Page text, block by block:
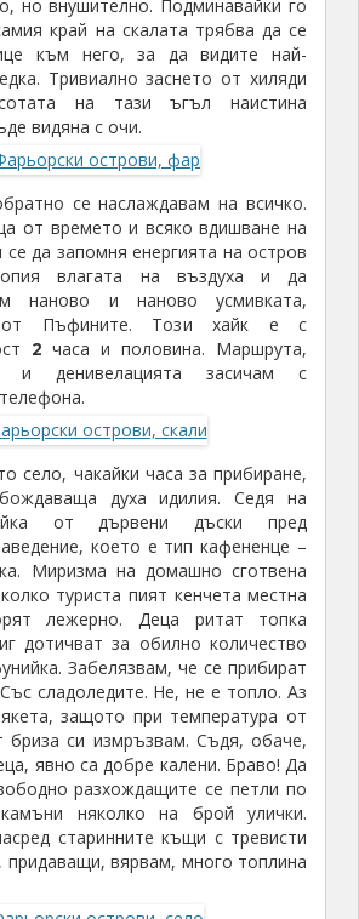
но внушително. Подминавайки го
край на скалата трябва да се
към него, за да видите най-
Тривиално заснето от хиляди
на тази ъгъл наистина
видяна с очи.
се наслаждавам на всичко.
от времето и всяко вдишване на
се да запомня енергията на остров
влагата на въздуха и да
наново и наново усмивката,
от Пъфините. Този хайк е с
2 часа и половина. Маршрута,
и денивелацията засичам с
село, чакайки часа за прибиране,
духа идилия. Седя на
от дървени дъски пред
което е тип кафененце –
Миризма на домашно сготвена
туриста пият кенчета местна
лежерно. Деца ритат топка
дотичват за обилно количество
Забелязвам, че се прибират
сладоледите. Не, не е топло. Аз
защото при температура от
бриза си измръзвам. Съдя, обаче,
явно са добре калени. Браво! Да
разхождащите се петли по
няколко на брой улички.
старинните къщи с тревисти
придаващи, вярвам, много топлина